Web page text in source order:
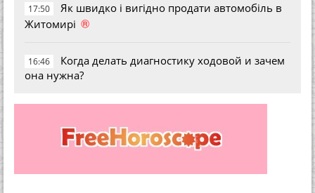
17:50
Як швидко і вигідно продати автомобіль в
Житомирі ®
16:46
Когда делать диагностику ходовой и зачем
она нужна?